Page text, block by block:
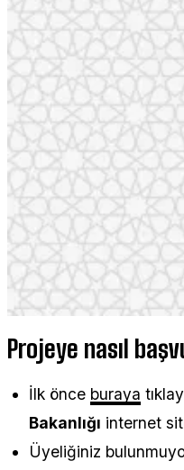
Projeye nasıl
İlk önce buraya
Bakanlığı internet
Üyeliğiniz